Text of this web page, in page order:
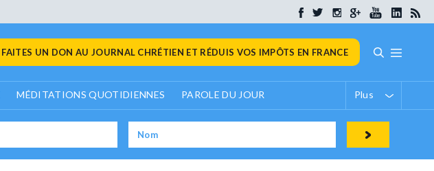
FAITES UN DON AU JOURNAL CHRÉTIEN ET RÉDUIS VOS IMPÔTS EN FRANCE
MÉDITATIONS QUOTIDIENNES PAROLE DU JOUR Plus